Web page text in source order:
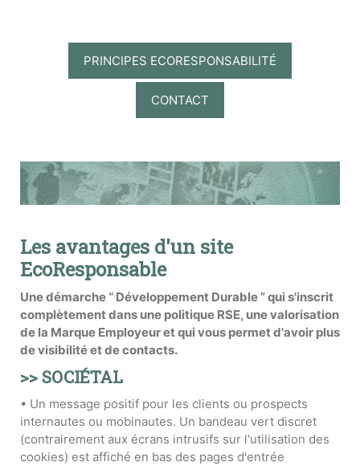
PRINCIPES ECORESPONSABILITÉ
CONTACT
Les avantages d'un site
EcoResponsable
Une démarche “ Développement Durable ” qui s'inscrit
complètement dans une politique RSE, une valorisation
de la Marque Employeur et qui vous permet d'avoir plus
de visibilité et de contacts.
>> SOCIÉTAL
• Un message positif pour les clients ou prospects
internautes ou mobinautes. Un bandeau vert discret
(contrairement aux écrans intrusifs sur l'utilisation des
cookies) est affiché en bas des pages d'entrée